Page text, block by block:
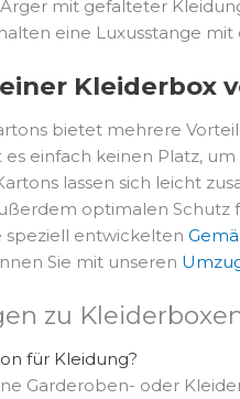
mit gefalteter
eine Luxusstange
Kleiderbox
bietet mehrere
es einfach keinen Platz,
lassen sich leicht
optimalen
speziell entwickelten
Sie mit unseren
zu
für Kleidung?
Garderoben- oder